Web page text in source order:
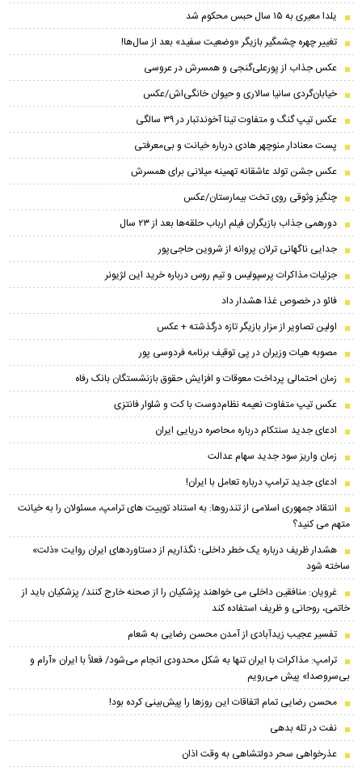
یلدا معیری به ۱۵ سال حبس محکوم شد
تغییر چهره چشمگیر بازیگر «وضعیت سفید» بعد از سال‌ها!
عکس جذاب از پورعلی‌گنجی و همسرش در عروسی
خیابان‌گردی سانیا سالاری و حیوان خانگی‌اش/عکس
عکس تیپ گنگ و متفاوت تینا آخوندتبار در ۳۹ سالگی
پست معنادار منوچهر هادی درباره خیانت و بی‌معرفتی
عکس جشن تولد عاشقانه تهمینه میلانی برای همسرش
چنگیز وثوقی روی تخت بیمارستان/عکس
دورهمی جذاب بازیگران فیلم ارباب حلقه‌ها بعد از ۲۳ سال
جدایی ناگهانی ترلان پروانه از شروین حاجی‌پور
جزئیات مذاکرات پرسپولیس و تیم روس درباره خرید این لژیونر
فائو در خصوص غذا هشدار داد
اولین تصاویر از مزار بازیگر تازه درگذشته + عکس
مصوبه هیات وزیران در پی توقیف برنامه فردوسی پور
زمان احتمالی پرداخت معوقات و افزایش حقوق بازنشستگان بانک رفاه
عکس تیپ متفاوت نعیمه نظام‌دوست با کت و شلوار فانتزی
ادعای جدید سنتکام درباره محاصره دریایی ایران
زمان واریز سود جدید سهام عدالت
ادعای جدید ترامپ درباره تعامل با ایران!
انتقاد جمهوری اسلامی از تندروها: به استناد توییت های ترامپ، مسئولان را به خیانت
متهم می کنید؟
هشدار ظریف درباره یک خطر داخلی؛ نگذاریم از دستاوردهای ایران روایت «ذلت»
ساخته شود
غرویان: منافقین داخلی می خواهند پزشکیان را از صحنه خارج کنند/ پزشکیان باید از
خاتمی، روحانی و ظریف استفاده کند
تفسیر عجیب زیدآبادی از آمدن محسن رضایی به شعام
ترامپ: مذاکرات با ایران تنها به شکل محدودی انجام می‌شود/ فعلاً با ایران «آرام و
بی‌سروصدا» پیش می‌رویم
محسن رضایی تمام اتفاقات این روزها را پیش‌بینی کرده بود!
نفت در تله بدهی
عذرخواهی سحر دولتشاهی به وقت اذان